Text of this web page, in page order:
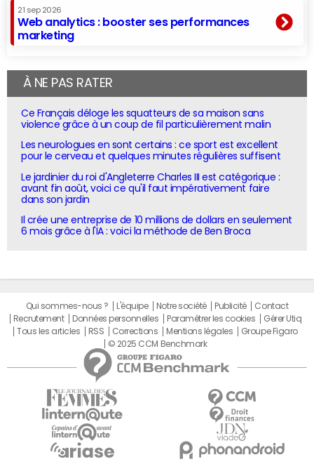
21 sep 2026
Web analytics : booster ses performances
marketing
À NE PAS RATER
Ce Français déloge les squatteurs de sa maison sans
violence grâce à un coup de fil particulièrement malin
Les neurologues en sont certains : ce sport est excellent
pour le cerveau et quelques minutes régulières suffisent
Le jardinier du roi d'Angleterre Charles III est catégorique :
avant fin août, voici ce qu'il faut impérativement faire
dans son jardin
Il crée une entreprise de 10 millions de dollars en seulement
6 mois grâce à l'IA : voici la méthode de Ben Broca
Qui sommes-nous ? L'équipe Notre société Publicité
Contact
Recrutement
Données personnelles Paramétrer les cookies
Gérer Utiq
Tous les articles
RSS Corrections Mentions légales
Groupe Figaro
© 2025 CCM Benchmark